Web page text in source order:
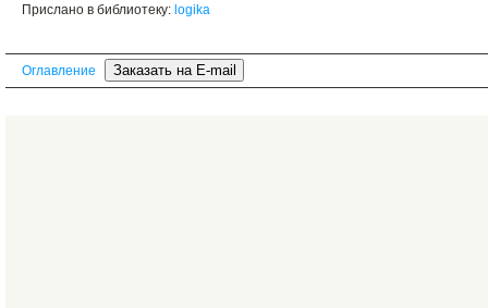
Прислано в библиотеку: logika
Оглавление